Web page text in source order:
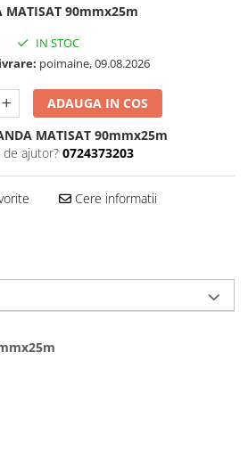
MATISAT 90mmx25m
IN STOC
poimaine, 09.08.2026
ADAUGA IN COS
MATISAT 90mmx25m
de ajutor? 0724373203
Cere informatii